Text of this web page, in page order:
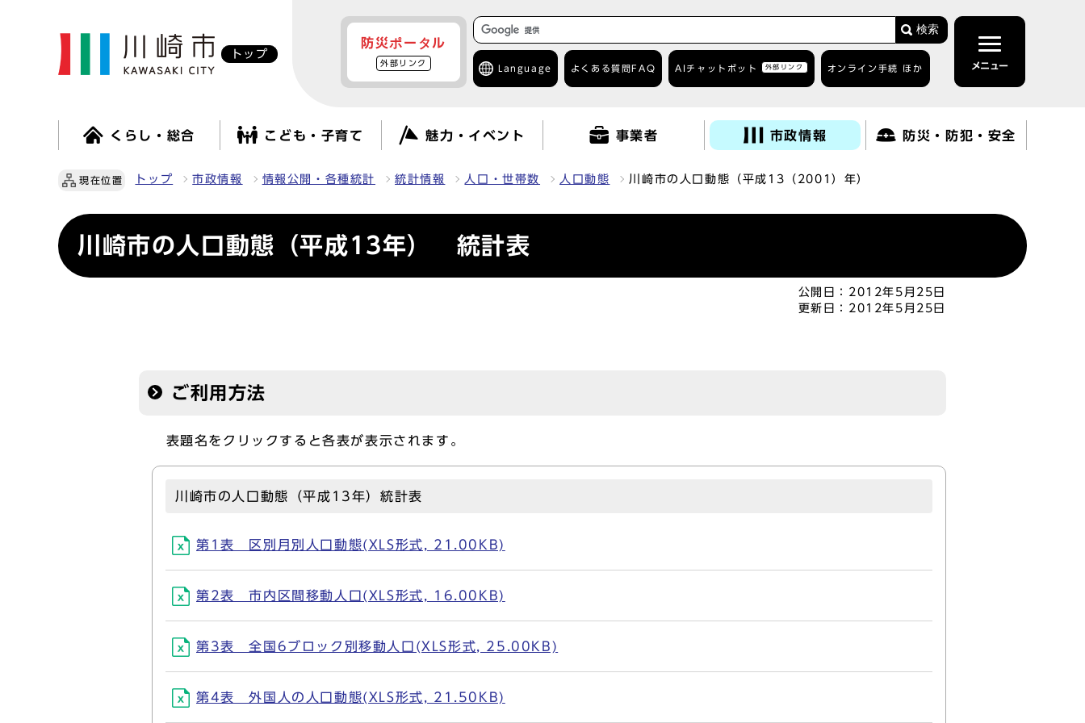
トップ
防災ポータル
外部リンク
検索
Language よくある質問 FAQ AIチャットボット 外部リンク オンライン手続 ほか メニュー
くらし・総合 こども・子育て 魅力・イベント 事業者 市政情報 防災・防犯・安全
現在位置 トップ 市政情報 情報公開・各種統計 統計情報 人口・世帯数 人口動態 川崎市の人口動態（平成13（2001）年）
川崎市の人口動態（平成13年） 統計表
公開日： 2012年5月25日
更新日： 2012年5月25日
ご利用方法
表題名をクリックすると各表が表示されます。
川崎市の人口動態（平成13年）統計表
第1表 区別月別人口動態(XLS形式, 21.00KB)
第2表 市内区間移動人口(XLS形式, 16.00KB)
第3表 全国6ブロック別移動人口(XLS形式, 25.00KB)
第4表 外国人の人口動態(XLS形式, 21.50KB)